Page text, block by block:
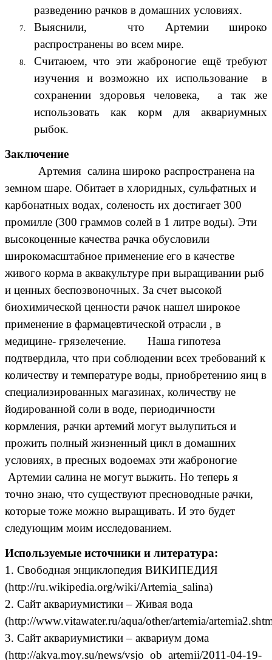
разведению рачков в домашних условиях.
Выяснили, что Артемии широко
распространены во всем мире.
Считаюем, что эти жаброногие ещё требуют
изучения и возможно их использование в
сохранении здоровья человека, а так же
использовать как корм для аквариумных
рыбок.
Заключение
Артемия салина широко распространена на
земном шаре. Обитает в хлоридных, сульфатных и
карбонатных водах, соленость их достигает 300
промилле (300 граммов солей в 1 литре воды). Эти
высокоценные качества рачка обусловили
широкомасштабное применение его в качестве
живого корма в аквакультуре при выращивании рыб
и ценных беспозвоночных. За счет высокой
биохимической ценности рачок нашел широкое
применение в фармацевтической отрасли , в
медицине- грязелечение.
Наша гипотеза
подтвердила, что при соблюдении всех требований к
количеству и температуре воды, приобретению яиц в
специализированных магазинах, количеству не
йодированной соли в воде, периодичности
кормления, рачки артемий могут вылупиться и
прожить полный жизненный цикл в домашних
условиях, в пресных водоемах эти жаброногие
Артемии салина не могут выжить. Но теперь я
точно знаю, что существуют пресноводные рачки,
которые тоже можно выращивать. И это будет
следующим моим исследованием.
Используемые источники и литература:
1. Свободная энциклопедия ВИКИПЕДИЯ
(http://ru.wikipedia.org/wiki/Artemia_salina)
2. Сайт аквариумистики – Живая вода
(http://www.vitawater.ru/aqua/other/artemia/
3. Сайт аквариумистики – аквариум дома
(http://akva.moy.su/news/vsjo_ob_artemii/2011-04-19-